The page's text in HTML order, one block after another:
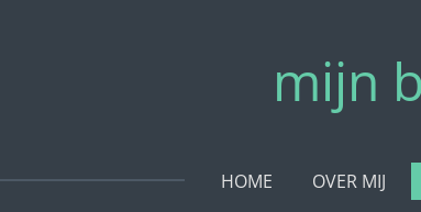
mijn
HOME OVER MIJ